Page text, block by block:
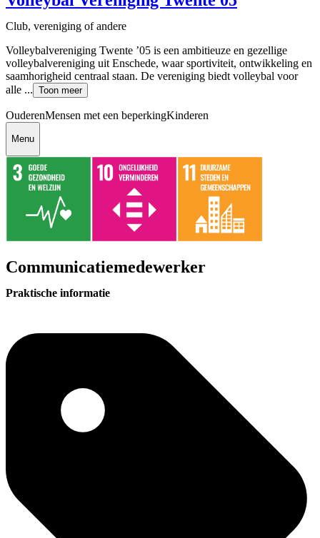
Club, vereniging of andere
Volleybalvereniging Twente ’05 is een ambitieuze en gezellige
volleybalvereniging uit Enschede, waar sportiviteit, ontwikkeling en
saamhorigheid centraal staan. De vereniging biedt volleybal voor
alle ... Toon meer
OuderenMensen met een beperkingKinderen
Menu
Communicatiemedewerker
Praktische informatie